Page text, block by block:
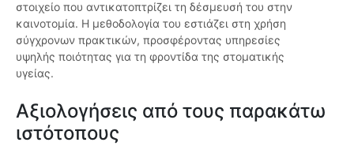
στοιχείο που αντικατοπτρίζει τη δέσμευσή του στην
καινοτομία. Η μεθοδολογία του εστιάζει στη χρήση
σύγχρονων πρακτικών, προσφέροντας υπηρεσίες
υψηλής ποιότητας για τη φροντίδα της στοματικής
υγείας.
Αξιολογήσεις από τους παρακάτω
ιστότοπους